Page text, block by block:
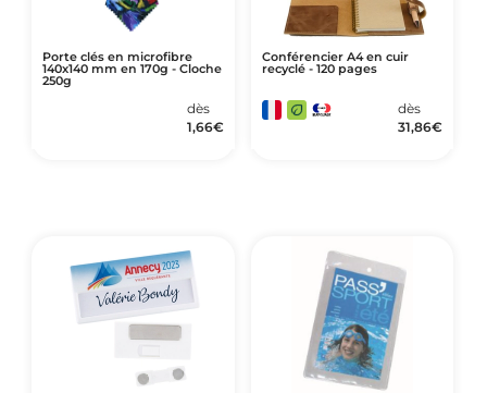
Porte clés en microfibre
140x140 mm en 170g - Cloche
250g
dès
1,66€
Conférencier A4 en cuir
recyclé - 120 pages
dès
31,86€